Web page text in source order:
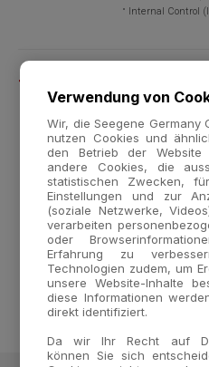
Internal Control
7 Allplex™ Meningitis-
Cytomegalovirus
Epstein-Barr
Herpes simplex
Herpes simplex
Human herpes
Human herpes
Varicella-zoster
Internal Control
Verwendung von
Wir, die Seegene Germany
nutzen Cookies und
den Betrieb der
andere Cookies, die
statistischen Zwecken,
Einstellungen und zur
(soziale Netzwerke,
verarbeiten
oder
Erfahrung zu
Technologien zudem, um
unsere Website-Inhalte
diese Informationen
direkt identifiziert.
Da wir Ihr Recht auf
können Sie sich